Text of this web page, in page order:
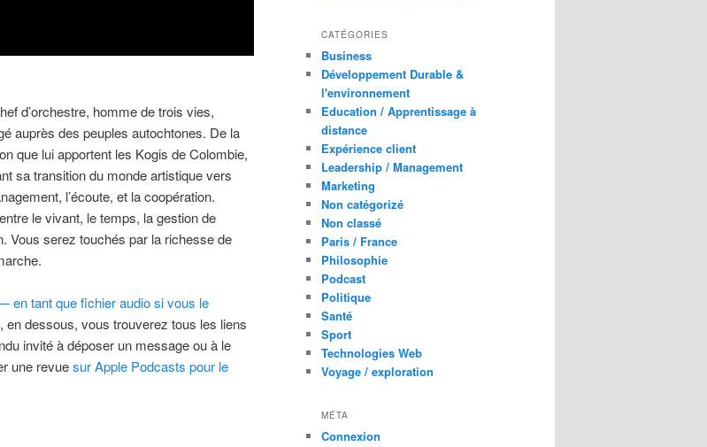
d’orchestre, homme de trois vies,
auprès des peuples autochtones. De la
que lui apportent les Kogis de Colombie,
sa transition du monde artistique vers
l’écoute, et la coopération.
le vivant, le temps, la gestion de
Vous serez touchés par la richesse de
en tant que fichier audio si vous le
en dessous, vous trouverez tous les liens
invité à déposer un message ou à le
une revuesur Apple Podcasts pour le
CATÉGORIES
Business
Développement Durable &
l'environnement
Education / Apprentissage à
distance
Expérience client
Leadership / Management
Marketing
Non catégorizé
Non classé
Paris / France
Philosophie
Podcast
Politique
Santé
Sport
Technologies Web
Voyage / exploration
MÉTA
Connexion